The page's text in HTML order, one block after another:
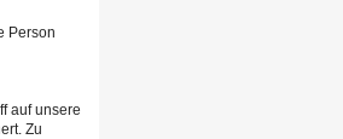
Person
auf unsere
Zu